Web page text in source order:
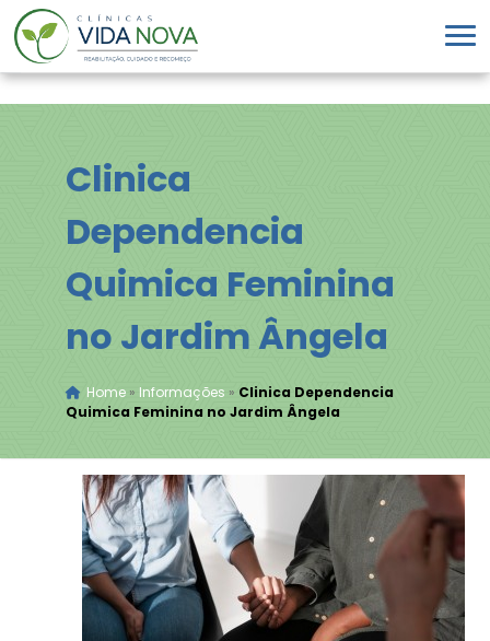
Clinica
Dependencia
Quimica Feminina
no Jardim Ângela
Home» Informações » Clinica Dependencia
Quimica Feminina no Jardim Ângela